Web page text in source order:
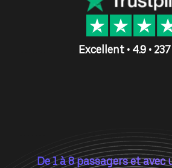
Excellent • 4.9 •
De 1 à 8 passagers et